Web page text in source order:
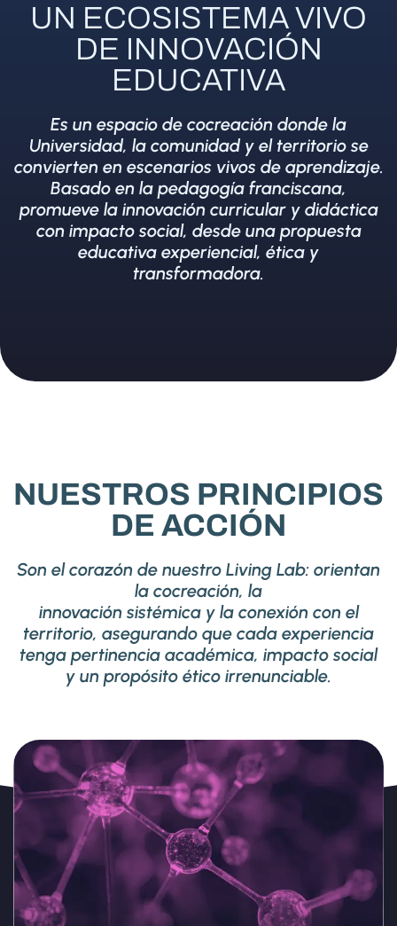
UN ECOSISTEMA VIVO
DE INNOVACIÓN
EDUCATIVA
Es un espacio de cocreación donde la
Universidad, la comunidad y el territorio se
convierten en escenarios vivos de aprendizaje.
Basado en la pedagogía franciscana,
promueve la innovación curricular y didáctica
con impacto social, desde una propuesta
educativa experiencial, ética y
transformadora.
NUESTROS PRINCIPIOS
DE ACCIÓN
Son el corazón de nuestro Living Lab: orientan
la cocreación, la
innovación sistémica y la conexión con el
territorio, asegurando que cada experiencia
tenga pertinencia académica, impacto social
y un propósito ético irrenunciable.
Priorizamos el desarrollo integral del ser
humano. Reconocemos la dignidad y
diversidad como eje central de toda
innovación.